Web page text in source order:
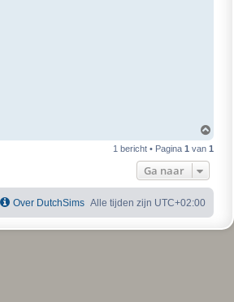
h
1 bericht • Pagina 1 van 1
Ga naar
Alle tijden zijn UTC+02:00
Over DutchSims